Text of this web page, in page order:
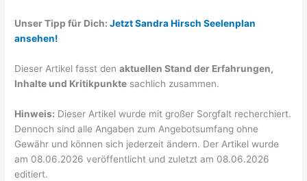
Unser Tipp für Dich:Jetzt Sandra Hirsch Seelenplan
ansehen!
Dieser Artikel fasst denaktuellen Stand der Erfahrungen,
Inhalte und Kritikpunkte sachlich zusammen.
Hinweis: Dieser Artikel wurde mit großer Sorgfalt recherchiert.
Dennoch sind alle Angaben zum Angebotsumfang ohne
Gewähr und können sich jederzeit ändern. Der Artikel wurde
am 08.06.2026 veröffentlicht und zuletzt am 08.06.2026
editiert.